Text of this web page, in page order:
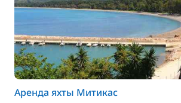
Аренда яхты Митикас